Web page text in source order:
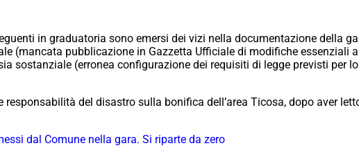
in graduatoria sono emersi dei vizi nella documentazione della
(mancata pubblicazione in Gazzetta Ufficiale di modifiche essenziali
sostanziale (erronea configurazione dei requisiti di legge previsti per lo
del disastro sulla bonifica dell’area Ticosa, dopo aver
dal Comune nella gara. Si riparte da zero